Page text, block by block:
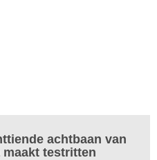
achtbaan van
maakt testritten